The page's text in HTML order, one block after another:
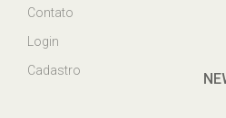
Contato
Login
Cadastro